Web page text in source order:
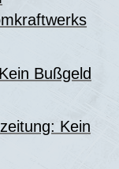
Bußgeld
Kein